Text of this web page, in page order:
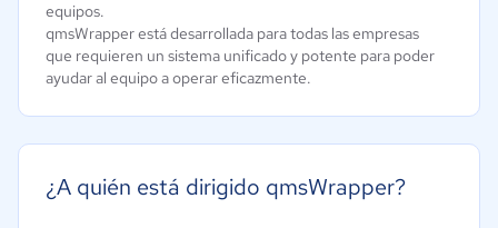
equipos.
qmsWrapper está desarrollada para todas las empresas
que requieren un sistema unificado y potente para poder
ayudar al equipo a operar eficazmente.
¿A quién está dirigido qmsWrapper?